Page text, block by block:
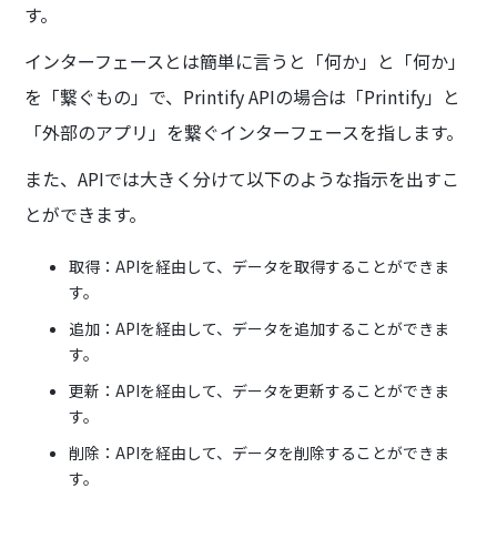
す。
インターフェースとは簡単に言うと「何か」と「何か」
を「繋ぐもの」で、Printify APIの場合は「Printify」と
「外部のアプリ」を繋ぐインターフェースを指します。
また、APIでは大きく分けて以下のような指示を出すこ
とができます。
取得：APIを経由して、データを取得することができま
す。
追加：APIを経由して、データを追加することができま
す。
更新：APIを経由して、データを更新することができま
す。
削除：APIを経由して、データを削除することができま
す。